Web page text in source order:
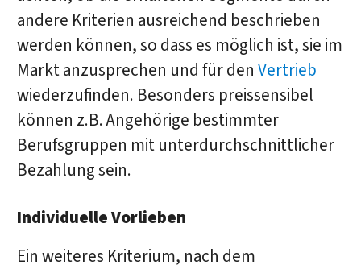
andere Kriterien ausreichend beschrieben
werden können, so dass es möglich ist, sie im
Markt anzusprechen und für den Vertrieb
wiederzufinden. Besonders preissensibel
können z.B. Angehörige bestimmter
Berufsgruppen mit unterdurchschnittlicher
Bezahlung sein.
Individuelle Vorlieben
Ein weiteres Kriterium, nach dem